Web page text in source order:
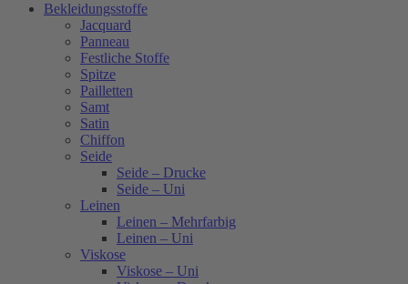
Bekleidungsstoffe
Jacquard
Panneau
Festliche Stoffe
Spitze
Pailletten
Samt
Satin
Chiffon
Seide
Seide – Drucke
Seide – Uni
Leinen
Leinen – Mehrfarbig
Leinen – Uni
Viskose
Viskose – Uni